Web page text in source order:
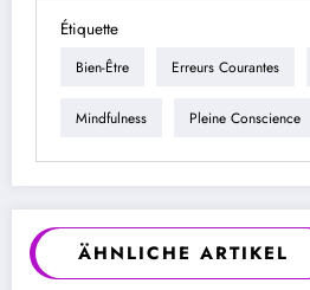
Étiquette
Bien-Être Erreurs Courantes
Mindfulness Pleine Conscience
ÄHNLICHE ARTIKEL